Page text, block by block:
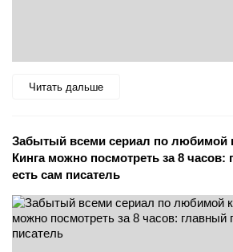
Читать дальше
Забытый всеми сериал по любимой
Кинга можно посмотреть за 8 часов:
есть сам писатель